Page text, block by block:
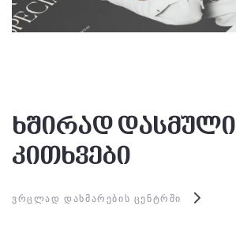
ხშირად დასმული
კითხვები
ᲕᲠᲪᲚᲐᲓ ᲓᲐᲮᲛᲐᲠᲔᲑᲘᲡ ᲪᲔᲜᲢᲠᲨᲘ